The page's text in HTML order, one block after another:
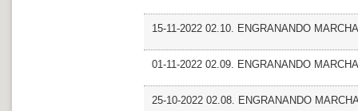
15-11-2022 02.10. ENGRANANDO
01-11-2022 02.09. ENGRANANDO
25-10-2022 02.08. ENGRANANDO